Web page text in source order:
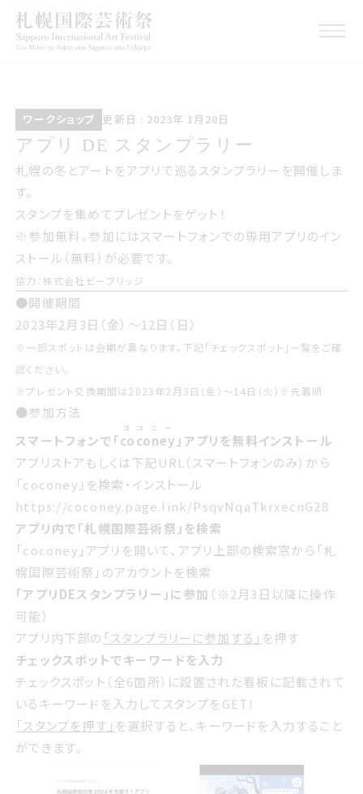
ワークショップ
ワークショップ こうしんび 2023年 いちが
つ20日
更新日 : 2023年 1月20日
アプリ DE スタンプラリー
アプリ DE スタンプラリー
札幌の冬とアートをアプリで巡るスタンプラリーを開催しま
す。
スタンプを集めてプレゼントをゲット！
※参加無料。参加にはスマートフォンでの専用アプリのイン
ストール（無料）が必要です。
協力：株式会社ビーブリッジ
●開催期間
2023年2月3日（金）〜12日（日）
※一部スポットは会期が異なります。下記「チェックスポット」一覧をご確
認ください。
※プレゼント交換期間は2023年2月3日（金）〜14日（火）※先着順
●参加方法
スマートフォンで「coconey
ココニー
」アプリを無料インストール
アプリストアもしくは下記URL（スマートフォンのみ）から
「coconey」を検索・インストール
https://coconey.page.link/PsqvNqaTkrxecnG28
アプリ内で「札幌国際芸術祭」を検索
「coconey」アプリを開いて、アプリ上部の検索窓から「札
幌国際芸術祭」のアカウントを検索
「アプリDEスタンプラリー」に参加 （※2月3日以降に操作
可能）
アプリ内下部の 「スタンプラリーに参加する」 を押す
チェックスポットでキーワードを入力
チェックスポット（全6箇所）に設置された看板に記載されて
いるキーワードを入力してスタンプをGET！
「スタンプを押す」 を選択すると、キーワードを入力すること
ができます。